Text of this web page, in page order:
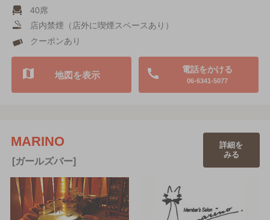
40席
店内禁煙（店外に喫煙スペースあり）
クーポンあり
電話をかける
06-6341-5077
地図を表示
MARINO
[ガールズバー]
詳細を
みる